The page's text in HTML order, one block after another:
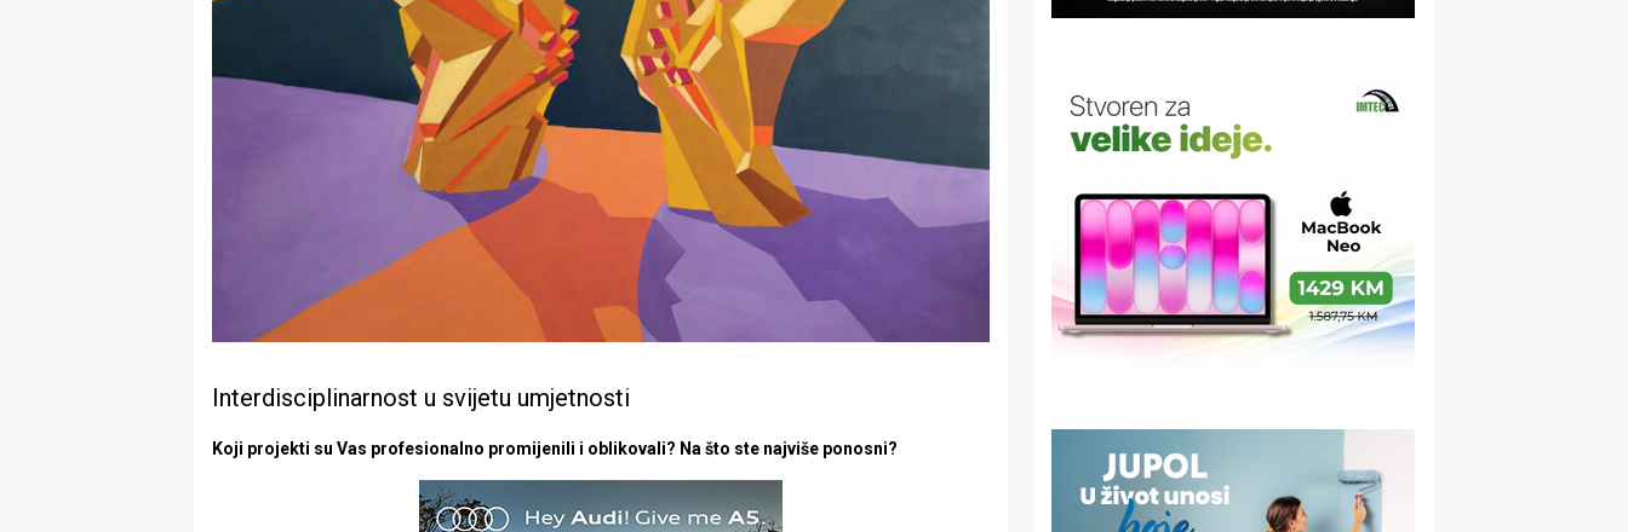
Interdisciplinarnost u svijetu umjetnosti
Koji projekti su Vas profesionalno promijenili i oblikovali? Na što ste najviše ponosni?